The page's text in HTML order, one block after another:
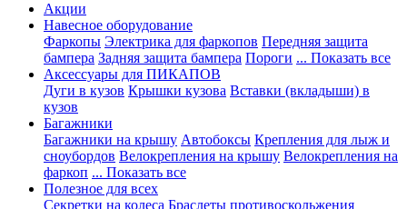
Акции
Навесное оборудование
Фаркопы Электрика для фаркопов Передняя защита
бампера Задняя защита бампера Пороги ... Показать все
Аксессуары для ПИКАПОВ
Дуги в кузов Крышки кузова Вставки (вкладыши) в
кузов
Багажники
Багажники на крышу Автобоксы Крепления для лыж и
сноубордов Велокрепления на крышу Велокрепления на
фаркоп ... Показать все
Полезное для всех
Секретки на колеса Браслеты противоскольжения